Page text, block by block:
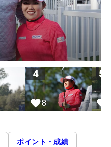
4
8
5
ポイント・成績